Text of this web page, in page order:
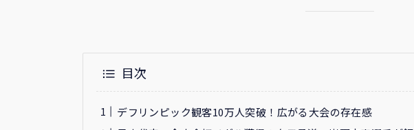
目次
デフリンピック観客10万人突破！広がる大会の存在感